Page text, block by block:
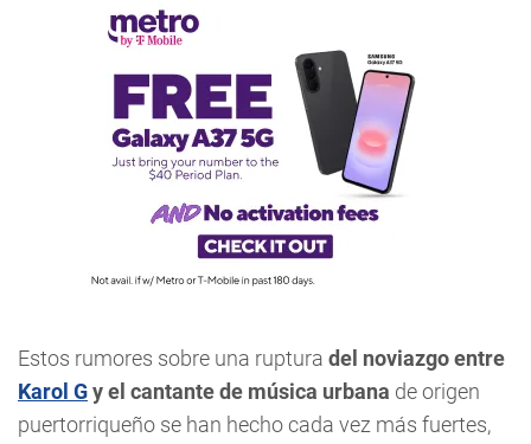
Estos rumores sobre una ruptura del noviazgo entre
Karol Gy el cantante de música urbana de origen
puertorriqueño se han hecho cada vez más fuertes,